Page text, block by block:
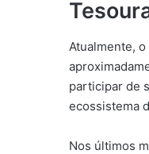
Atualmente,
participar de
ecossistema
Nos últimos